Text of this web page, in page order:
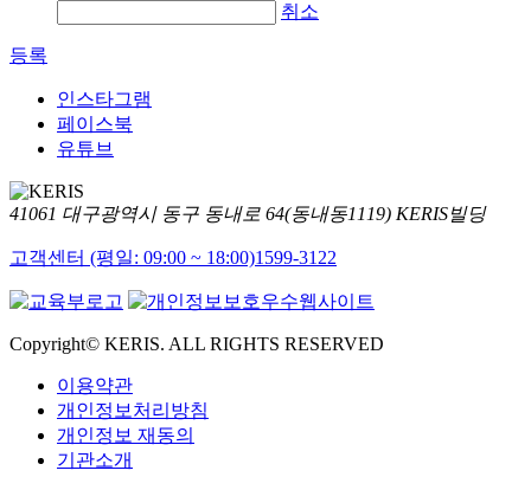
취소
등록
인스타그램
페이스북
유튜브
41061 대구광역시 동구 동내로 64(동내동1119) KERIS빌딩
고객센터 (평일: 09:00 ~ 18:00)1599-3122
Copyright© KERIS. ALL RIGHTS RESERVED
이용약관
개인정보처리방침
개인정보 재동의
기관소개